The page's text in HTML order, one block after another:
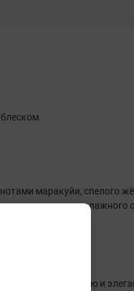
маракуйи, спелого
оттенки влажного
кислотностью и